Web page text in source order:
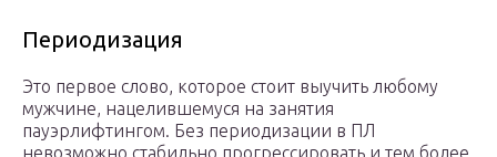
Периодизация
Это первое слово, которое стоит выучить любому
мужчине, нацелившемуся на занятия
пауэрлифтингом. Без периодизации в ПЛ
невозможно стабильно прогрессировать и тем более